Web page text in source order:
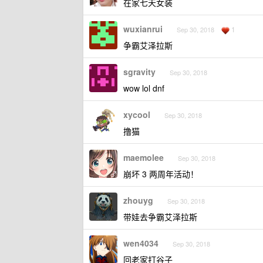
在家七天女装
wuxianrui Sep 30, 2018 1
争霸艾泽拉斯
sgravity Sep 30, 2018
wow lol dnf
xycool Sep 30, 2018
撸猫
maemolee Sep 30, 2018
崩坏 3 两周年活动！
zhouyg Sep 30, 2018
带娃去争霸艾泽拉斯
wen4034 Sep 30, 2018
回老家打谷子